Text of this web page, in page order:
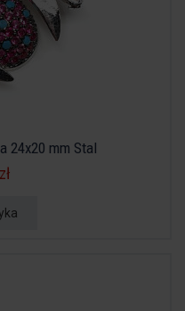
24x20 mm Stal